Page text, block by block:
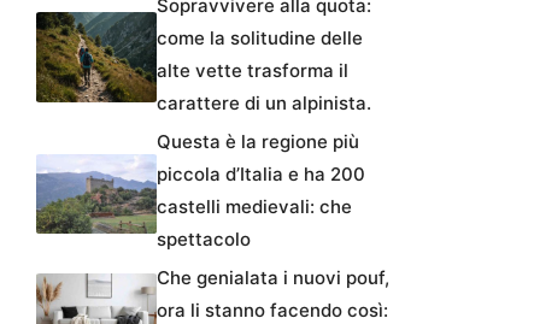
Sopravvivere alla quota:
come la solitudine delle
alte vette trasforma il
carattere di un alpinista.
Questa è la regione più
piccola d’Italia e ha 200
castelli medievali: che
spettacolo
Che genialata i nuovi pouf,
ora li stanno facendo così: